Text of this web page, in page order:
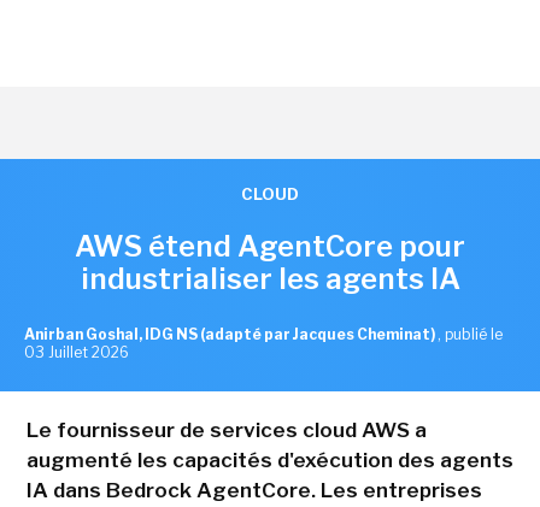
CLOUD
AWS étend AgentCore pour
industrialiser les agents IA
Anirban Goshal, IDG NS (adapté par Jacques Cheminat) , publié le
03 Juillet 2026
Le fournisseur de services cloud AWS a
augmenté les capacités d'exécution des agents
IA dans Bedrock AgentCore. Les entreprises